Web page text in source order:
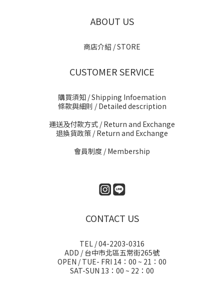
ABOUT US
商店介紹 / STORE
CUSTOMER SERVICE
購買須知 / Shipping Infoemation
條款與細則 / Detailed description
運送及付款方式 / Return and Exchange
退換貨政策 / Return and Exchange
會員制度 / Membership
CONTACT US
TEL / 04-2203-0316
ADD / 台中市北區五常街265號
OPEN / TUE- FRI 14：00 ~ 21：00
SAT-SUN 13：00 ~ 22：00